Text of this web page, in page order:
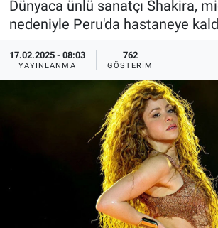
Dünyaca ünlü sanatçı Shakira,
nedeniyle Peru'da hastaneye
17.02.2025 - 08:03
YAYINLANMA
762
GÖSTERIM
Doğa Konuşuyor
Dünya
Ege'den Esintiler
Sağlık
Spor
Tüm Manşetler
Son Dakika Haberleri